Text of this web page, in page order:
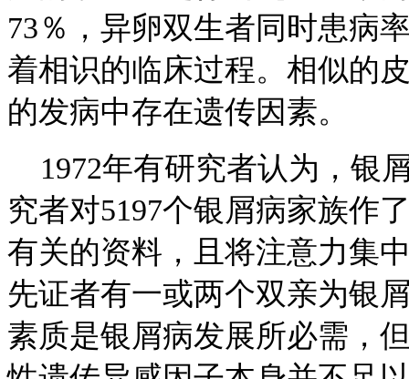
73％，异卵双生者同时患病
着相识的临床过程。相似的
的发病中存在遗传因素。
1972年有研究者认为，银
究者对5197个银屑病家族作
有关的资料，且将注意力集
先证者有一或两个双亲为银
素质是银屑病发展所必需，